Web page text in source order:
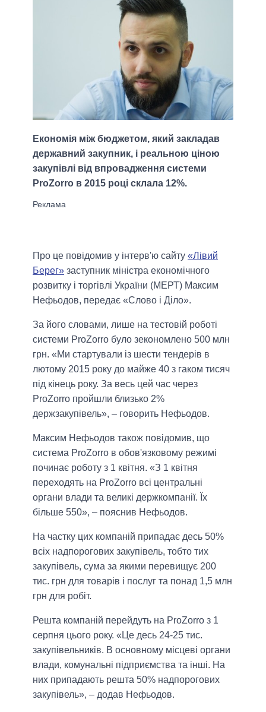
Економія між бюджетом, який закладав
державний закупник, і реальною ціною
закупівлі від впровадження системи
ProZorro в 2015 році склала 12%.
Про це повідомив у інтерв'ю сайту «Лівий
Берег» заступник міністра економічного
розвитку і торгівлі України (МЕРТ) Максим
Нефьодов, передає «Слово і Діло».
За його словами, лише на тестовій роботі
системи ProZorro було зекономлено 500 млн
грн. «Ми стартували із шести тендерів в
лютому 2015 року до майже 40 з гаком тисяч
під кінець року. За весь цей час через
ProZorro пройшли близько 2%
держзакупівель», – говорить Нефьодов.
Максим Нефьодов також повідомив, що
система ProZorro в обов'язковому режимі
починає роботу з 1 квітня. «З 1 квітня
переходять на ProZorro всі центральні
органи влади та великі держкомпанії. Їх
більше 550», – пояснив Нефьодов.
На частку цих компаній припадає десь 50%
всіх надпорогових закупівель, тобто тих
закупівель, сума за якими перевищує 200
тис. грн для товарів і послуг та понад 1,5 млн
грн для робіт.
Решта компаній перейдуть на ProZorro з 1
серпня цього року. «Це десь 24-25 тис.
закупівельників. В основному місцеві органи
влади, комунальні підприємства та інші. На
них припадають решта 50% надпорогових
закупівель», – додав Нефьодов.